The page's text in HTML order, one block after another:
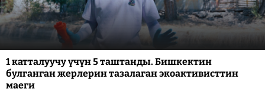
1 катталуучу үчүн 5 таштанды. Бишкектин
булганган жерлерин тазалаган экоактивисттин
маеги